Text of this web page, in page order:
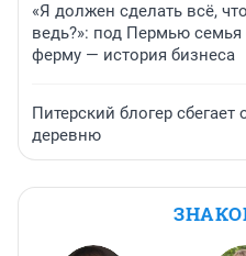
«Я должен сделать всё,
ведь?»: под Пермью
ферму — история бизнеса
Питерский блогер сбегает
деревню